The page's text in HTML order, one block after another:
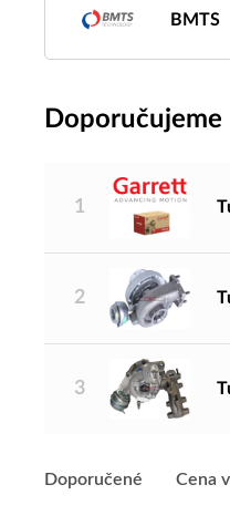
BMTS
Doporučujeme
1
2
3
Doporučené Cena